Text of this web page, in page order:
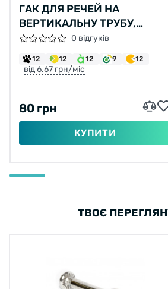
ГАК ДЛЯ РЕЧЕЙ НА
ВЕРТИКАЛЬНУ ТРУБУ,
МОДЕЛЬ X70 відгуків
12 12 12 9 12
від 6.67 грн/міс
80 грн
КУПИТИ
ТВОЄ